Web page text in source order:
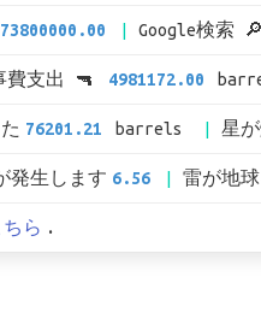
73800000.00 Google検索
費支出 🔫 4981172.00
76201.21 barrels 星
発生します 6.56 雷が地
ちら .